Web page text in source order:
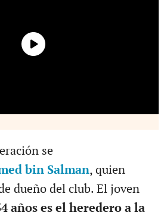
se
bin Salman, quien
dueño del club. El joven
años es el heredero a la